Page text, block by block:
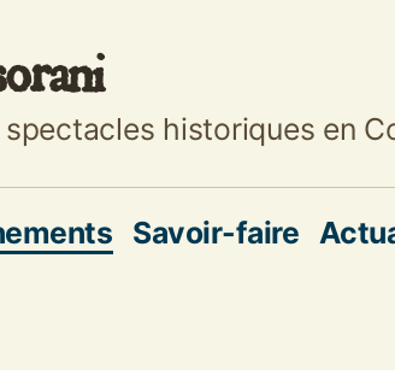
historiques en
Savoir-faire